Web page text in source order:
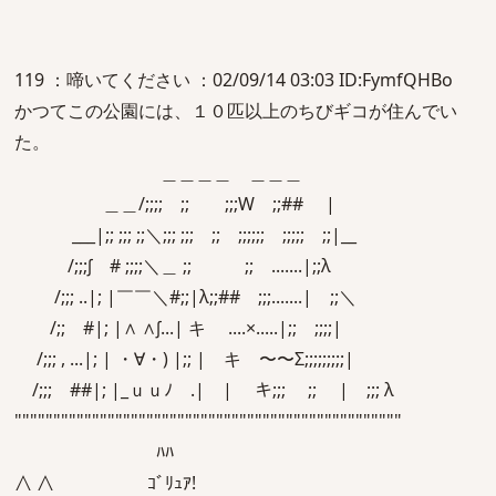
119 ：啼いてください ：02/09/14 03:03 ID:FymfQHBo
かつてこの公園には、１０匹以上のちびギコが住んでい
た。
＿＿/;;;; ;; ;;;W ;;## |
___|;; ;;; ;;＼;;; ;;; ;; ;;;;;; ;;;;; ;;|__
/;;;∫ # ;;;;＼＿ ;; ;; .......|;;λ
/;;; ..|; |￣￣＼#;;|λ;;## ;;;.......| ;;＼
/;; #|; |∧ ∧∫...| キ ....×.....|;; ;;;;|
/;;; , ...|; | ・∀・) |;; | キ 〜〜Σ;;;;;;;;;|
/;;; ##|; |_ｕｕﾉ .| | キ;;; ;; | ;;; λ
""""""""""""""""""""""""""""""""""""""""""""""""""
ﾊﾊ
∧ ∧ ｺﾞﾘｭｱ!